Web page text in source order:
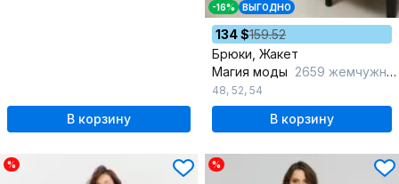
В корзину
-16% ВЫГОДНО
134 $159.52
Брюки, Жакет
Магия моды 2659 жемчужный
48, 52, 54
В корзину
% %